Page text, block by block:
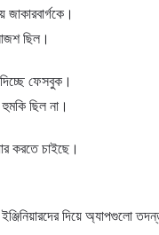
ছিল।
ফেসবুক।
ছিল না।
করতে চাইছে।
দিয়ে অ্যাপগুলো